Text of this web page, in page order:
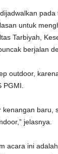
untuk
Tarbiyah,
berjalan
outdoor,
kenangan baru,
jelasnya.
acara ini